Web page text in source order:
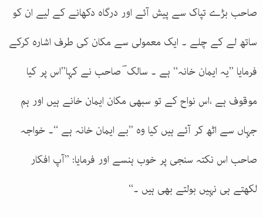
صاحب بڑے تپاک سے پیش آئے اور درگاہ دکھانے کے لیے ان کو
ساتھ لے کے چلے ۔ ایک معمولی سے مکان کی طرف اشارہ کرکے
فرمایا ’’یہ ایمان خانہ‘‘ ہے ۔ سالک ؔ صاحب نے کہا’’اس پر کیا
موقوف ہے ،اس نواح کے تو سبھی مکان ایمان خانے ہیں اور ہم
جہاں سے اٹھ کر آئے ہیں کیا وہ ’’بے ایمان خانہ ہے ‘‘۔ خواجہ
صاحب اس نکتہ سنجی پر خوب ہنسے اور فرمایا: ’’آپ افکار
لکھتے ہی نہیں بولتے بھی ہیں ۔‘‘